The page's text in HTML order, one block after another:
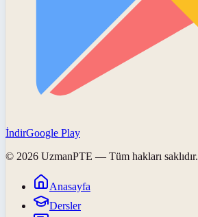
İndirGoogle Play
© 2026 UzmanPTE — Tüm hakları saklıdır.
Anasayfa
Dersler